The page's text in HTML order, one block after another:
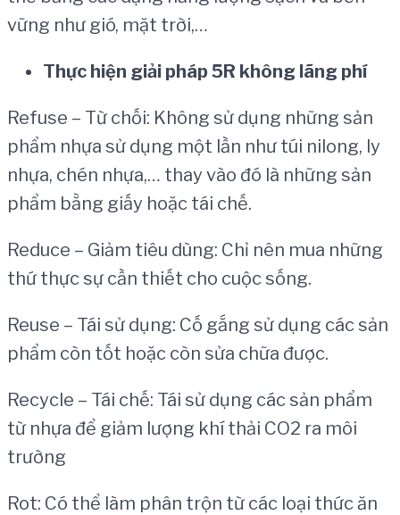
vững như gió, mặt trời,…
Thực hiện giải pháp 5R không lãng phí
Refuse – Từ chối: Không sử dụng những sản
phẩm nhựa sử dụng một lần như túi nilong, ly
nhựa, chén nhựa,… thay vào đó là những sản
phẩm bằng giấy hoặc tái chế.
Reduce – Giảm tiêu dùng: Chỉ nên mua những
thứ thực sự cần thiết cho cuộc sống.
Reuse – Tái sử dụng: Cố gắng sử dụng các sản
phẩm còn tốt hoặc còn sửa chữa được.
Recycle – Tái chế: Tái sử dụng các sản phẩm
từ nhựa để giảm lượng khí thải CO2 ra môi
trường
Rot: Có thể làm phân trộn từ các loại thức ăn